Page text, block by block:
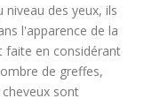
des yeux, ils
l'apparence de la
faite en considérant
de greffes,
sont